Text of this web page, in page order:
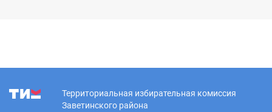
Территориальная избирательная комиссия
Заветинского района